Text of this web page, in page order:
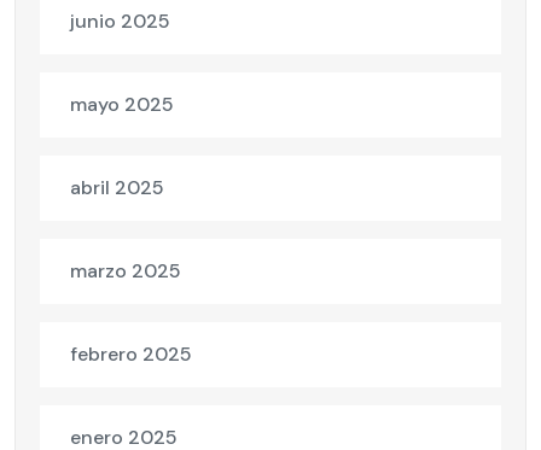
junio 2025
mayo 2025
abril 2025
marzo 2025
febrero 2025
enero 2025